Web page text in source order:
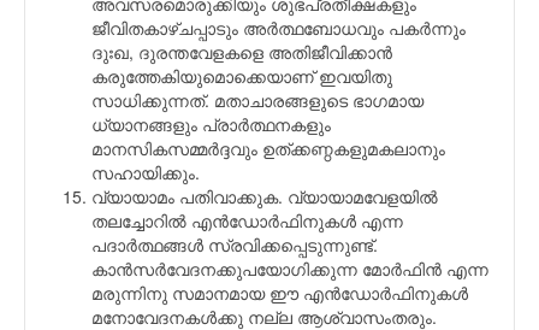
ജീവിതകാഴ്ചപ്പാടും അര്‍ത്ഥബോധവും പകര്‍ന്നും
ദുഃഖ, ദുരന്തവേളകളെ അതിജീവിക്കാന്‍
കരുത്തേകിയുമൊക്കെയാണ് ഇവയിതു
സാധിക്കുന്നത്. മതാചാരങ്ങളുടെ ഭാഗമായ
ധ്യാനങ്ങളും പ്രാര്‍ത്ഥനകളും
മാനസികസമ്മര്‍ദ്ദവും ഉത്ക്കണ്ഠകളുമകലാനും
സഹായിക്കും.
വ്യായാമം പതിവാക്കുക. വ്യായാമവേളയില്‍
തലച്ചോറില്‍ എന്‍ഡോര്‍ഫിനുകള്‍ എന്ന
പദാര്‍ത്ഥങ്ങള്‍ സ്രവിക്കപ്പെടുന്നുണ്ട്.
കാന്‍സര്‍വേദനക്കുപയോഗിക്കുന്ന മോര്‍ഫിന്‍ എന്ന
മരുന്നിനു സമാനമായ ഈ എന്‍ഡോര്‍ഫിനുകള്‍
മനോവേദനകള്‍ക്കു നല്ല ആശ്വാസംതരും.